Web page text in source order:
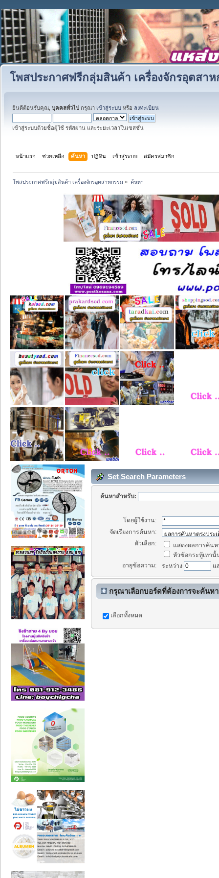
โพสประกาศฟรีกลุ่มสินค้า เครื่องจักรอุตสาห
ยินดีต้อนรับคุณ, บุคคลทั่วไป กรุณา เข้าสู่ระบบ หรือ ลงทะเบียน
เข้าสู่ระบบด้วยชื่อผู้ใช้ รหัสผ่าน และระยะเวลาในเซสชั่น
หน้าแรก ช่วยเหลือ ค้นหา ปฏิทิน เข้าสู่ระบบ สมัครสมาชิก
โพสประกาศฟรีกลุ่มสินค้า เครื่องจักรอุตสาหกรรม » ค้นหา
Set Search Parameters
ค้นหาสำหรับ:
โดยผู้ใช้งาน:
จัดเรียงการค้นหา:
ตัวเลือก:
แสดงผลการค้น
หัวข้อกระทู้เท่านั้
อายุข้อความ:
ระหว่าง แ
กรุณาเลือกบอร์ดที่ต้องการจะค้นห
เลือกทั้งหมด